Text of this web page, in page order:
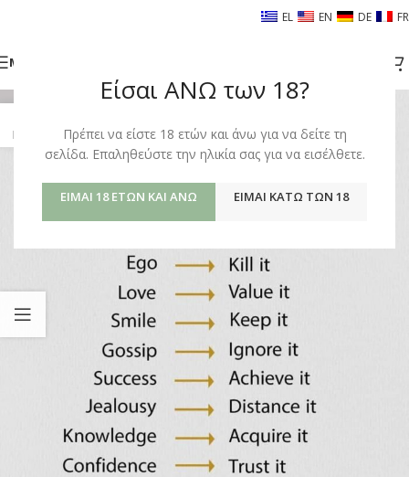
Είσαι ΑΝΩ των 18?
Πρέπει να είστε 18 ετών και άνω για να δείτε τη
σελίδα. Επαληθεύστε την ηλικία σας για να εισέλθετε.
ΕΊΜΑΙ 18 ΕΤΏΝ ΚΑΙ ΆΝΩ ΕΊΜΑΙ ΚΆΤΩ ΤΩΝ 18
EL EN DE FR
ΜΕΝΟΎ
ΝΟΈ